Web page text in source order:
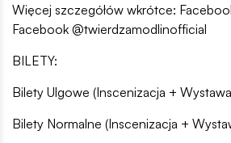
Więcej szczegółów wkrótce:
Facebook @twierdzamodlinofficial
BILETY:
Bilety Ulgowe (Inscenizacja +
Bilety Normalne (Inscenizacja +